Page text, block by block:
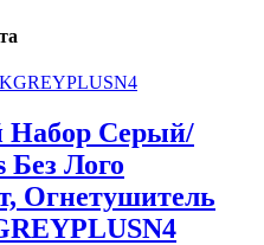
Набор Серый/
Лого
Огнетушитель